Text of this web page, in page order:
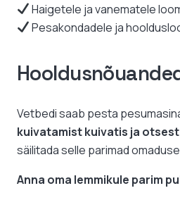
Haigetele ja vanematele
Pesakondadele ja
Vetbedi saab pesta
kuivatamist kuivatis ja
säilitada selle parimad
Anna oma lemmikule parim